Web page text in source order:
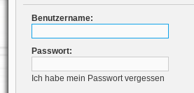
Benutzername:
Passwort:
Ich habe mein Passwort vergessen